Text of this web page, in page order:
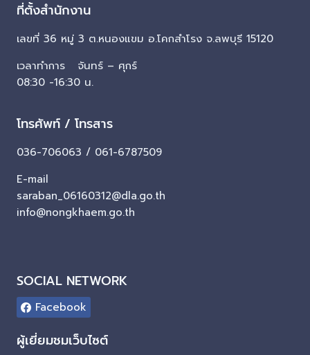
ที่ตั้งสำนักงาน
เลขที่ 36 หมู่ 3 ต.หนองแขม อ.โคกสำโรง จ.ลพบุรี 15120
เวลาทำการ จันทร์ – ศุกร์
08:30 -16:30 น.
โทรศัพท์ / โทรสาร
036-706063 / 061-6787509
E-mail
saraban_06160312@dla.go.th
info@nongkhaem.go.th
SOCIAL NETWORK
Facebook
ผู้เยี่ยมชมเว็บไซต์